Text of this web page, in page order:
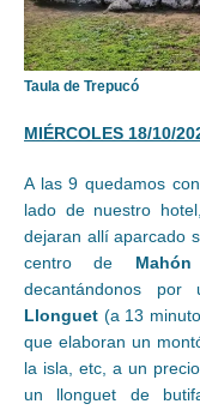
Taula de Trepucó
MIÉRCOLES 18/10/
A las 9 quedamos
lado de nuestro
dejaran allí aparcado
centro de Mahón
decantándonos
Llonguet (a 13
que elaboran un
la isla, etc, a un
un llonguet de